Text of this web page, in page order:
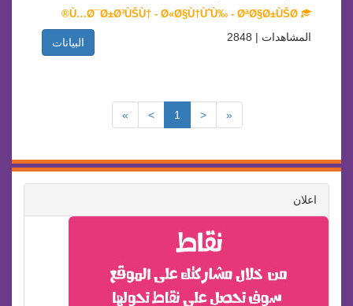
البيانات المشاهدات | 2848
«
<
1
>
»
اعلان